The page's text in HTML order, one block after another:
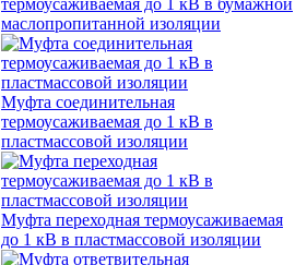
термоусаживаемая до 1 кВ в бумажной
маслопропитанной изоляции
Муфта соединительная
термоусаживаемая до 1 кВ в
пластмассовой изоляции
Муфта переходная термоусаживаемая
до 1 кВ в пластмассовой изоляции